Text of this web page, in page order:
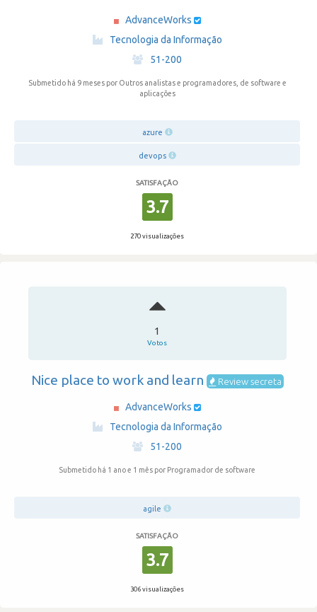
AdvanceWorks
Tecnologia da Informação
·
51-200
Submetido há 9 meses por Outros analistas e programadores, de software e
aplicações
azure
devops
SATISFAÇÃO
3.7
270 visualizações
1
Votos
Nice place to work and learn Review secreta
AdvanceWorks
Tecnologia da Informação
·
51-200
Submetido há 1 ano e 1 mês por Programador de software
agile
SATISFAÇÃO
3.7
306 visualizações